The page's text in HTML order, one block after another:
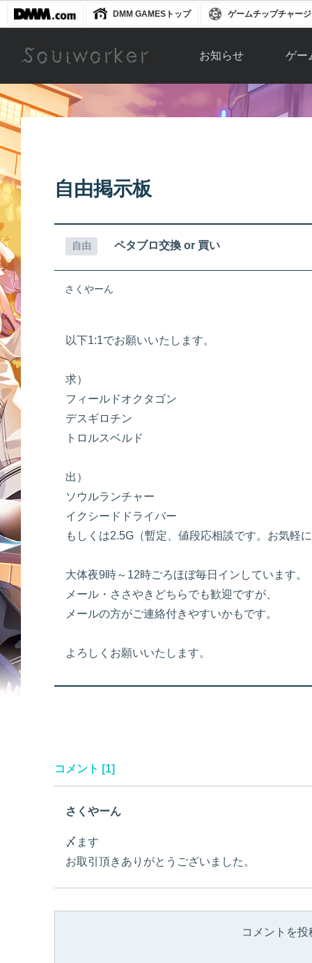
DMM GAMESトップ ゲームチップチャージ
お知らせ
お知らせ一覧
ゲー
ソウ
アップ
自由掲示板
自由 ペタブロ交換 or 買い
さくやーん
以下1:1でお願いいたします。
求）
フィールドオクタゴン
デスギロチン
トロルスベルド
出）
ソウルランチャー
イクシードドライバー
もしくは2.5G（暫定、値段応相談です。お気軽
大体夜9時～12時ごろほぼ毎日インしています。
メール・ささやきどちらでも歓迎ですが、
メールの方がご連絡付きやすいかもです。
よろしくお願いいたします。
コメント [1]
さくやーん
〆ます
お取引頂きありがとうございました。
コメントを